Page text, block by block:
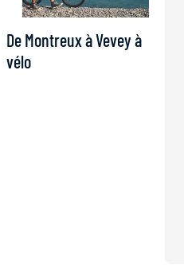
De Montreux à Vevey à
vélo